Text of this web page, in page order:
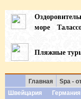
море
Пляжные
Главная
Spa -
Швейцария
Германия